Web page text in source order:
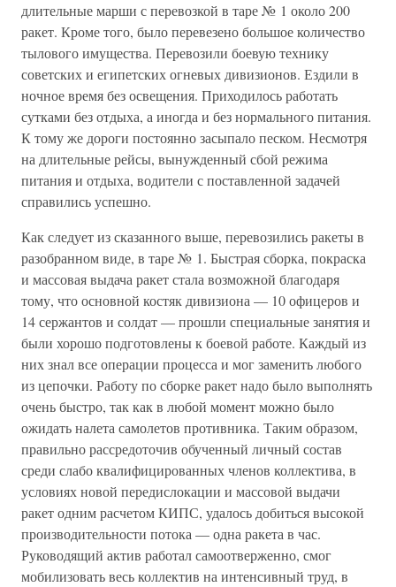
длительные марши с перевозкой в таре № 1 около 200
ракет. Кроме того, было перевезено большое количество
тылового имущества. Перевозили боевую технику
советских и египетских огневых дивизионов. Ездили в
ночное время без освещения. Приходилось работать
сутками без отдыха, а иногда и без нормального питания.
К тому же дороги постоянно засыпало песком. Несмотря
на длительные рейсы, вынужденный сбой режима
питания и отдыха, водители с поставленной задачей
справились успешно.
Как следует из сказанного выше, перевозились ракеты в
разобранном виде, в таре № 1. Быстрая сборка, покраска
и массовая выдача ракет стала возможной благодаря
тому, что основной костяк дивизиона — 10 офицеров и
14 сержантов и солдат — прошли специальные занятия и
были хорошо подготовлены к боевой работе. Каждый из
них знал все операции процесса и мог заменить любого
из цепочки. Работу по сборке ракет надо было выполнять
очень быстро, так как в любой момент можно было
ожидать налета самолетов противника. Таким образом,
правильно рассредоточив обученный личный состав
среди слабо квалифицированных членов коллектива, в
условиях новой передислокации и массовой выдачи
ракет одним расчетом КИПС, удалось добиться высокой
производительности потока — одна ракета в час.
Руководящий актив работал самоотверженно, смог
мобилизовать весь коллектив на интенсивный труд, в